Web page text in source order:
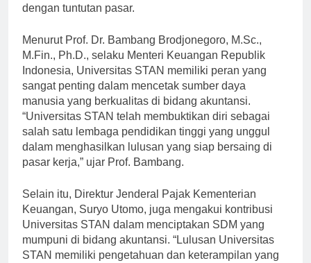
dengan tuntutan pasar.
Menurut Prof. Dr. Bambang Brodjonegoro, M.Sc.,
M.Fin., Ph.D., selaku Menteri Keuangan Republik
Indonesia, Universitas STAN memiliki peran yang
sangat penting dalam mencetak sumber daya
manusia yang berkualitas di bidang akuntansi.
“Universitas STAN telah membuktikan diri sebagai
salah satu lembaga pendidikan tinggi yang unggul
dalam menghasilkan lulusan yang siap bersaing di
pasar kerja,” ujar Prof. Bambang.
Selain itu, Direktur Jenderal Pajak Kementerian
Keuangan, Suryo Utomo, juga mengakui kontribusi
Universitas STAN dalam menciptakan SDM yang
mumpuni di bidang akuntansi. “Lulusan Universitas
STAN memiliki pengetahuan dan keterampilan yang